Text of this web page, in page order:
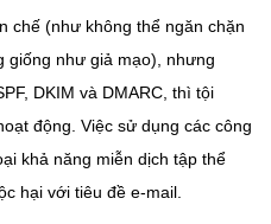
chế (như không thể ngăn chặn
giống như giả mạo), nhưng
DKIM và DMARC, thì tội
động. Việc sử dụng các công
khả năng miễn dịch tập thể
hại với tiêu đề e-mail.